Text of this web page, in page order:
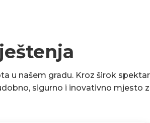
u našem gradu. Kroz širok
sigurno i inovativno mjesto